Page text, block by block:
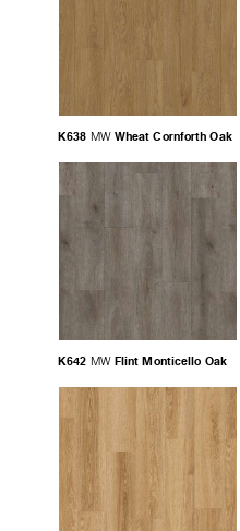
K638 MW Wheat Cornforth Oak
K642 MW Flint Monticello Oak